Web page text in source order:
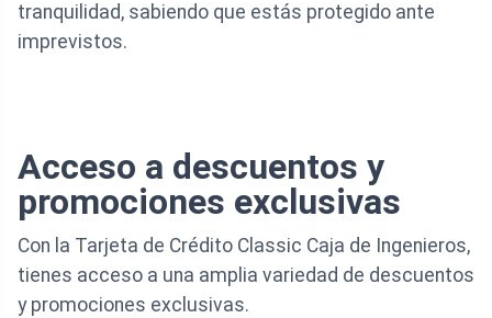
tranquilidad, sabiendo que estás protegido ante
imprevistos.
Acceso a descuentos y
promociones exclusivas
Con la Tarjeta de Crédito Classic Caja de Ingenieros,
tienes acceso a una amplia variedad de descuentos
y promociones exclusivas.